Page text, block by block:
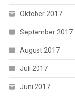
Oktober 2017
September 2017
August 2017
Juli 2017
Juni 2017